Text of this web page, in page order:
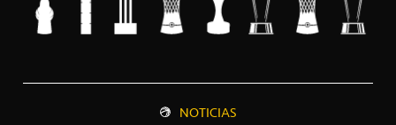
NOTICIAS